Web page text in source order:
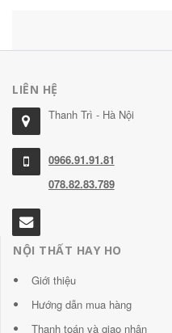
LIÊN HỆ
Thanh Trì - Hà Nội
0966.91.91.81
078.82.83.789
NỘI THẤT HAY HO
Giới thiệu
Hướng dẫn mua hàng
Thanh toán và giao nhận